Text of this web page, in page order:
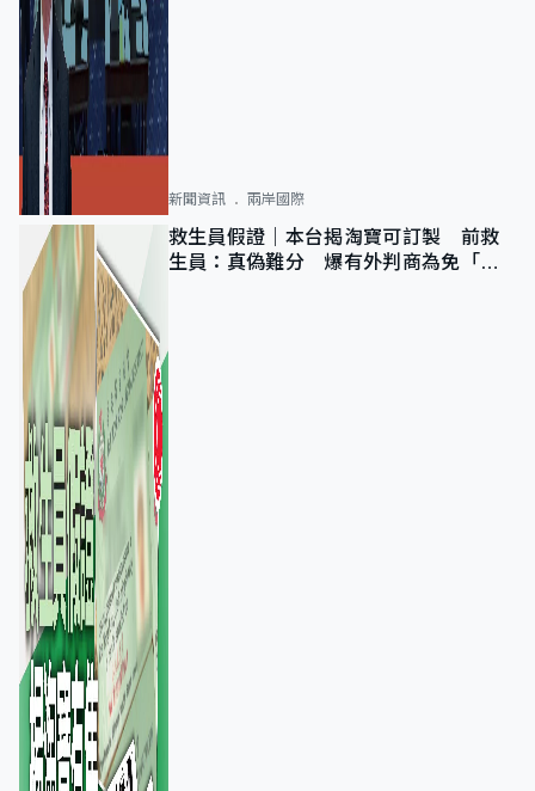
新聞資訊 兩岸國際
救生員假證｜本台揭淘寶可訂製 前救
生員：真偽難分 爆有外判商為免「封